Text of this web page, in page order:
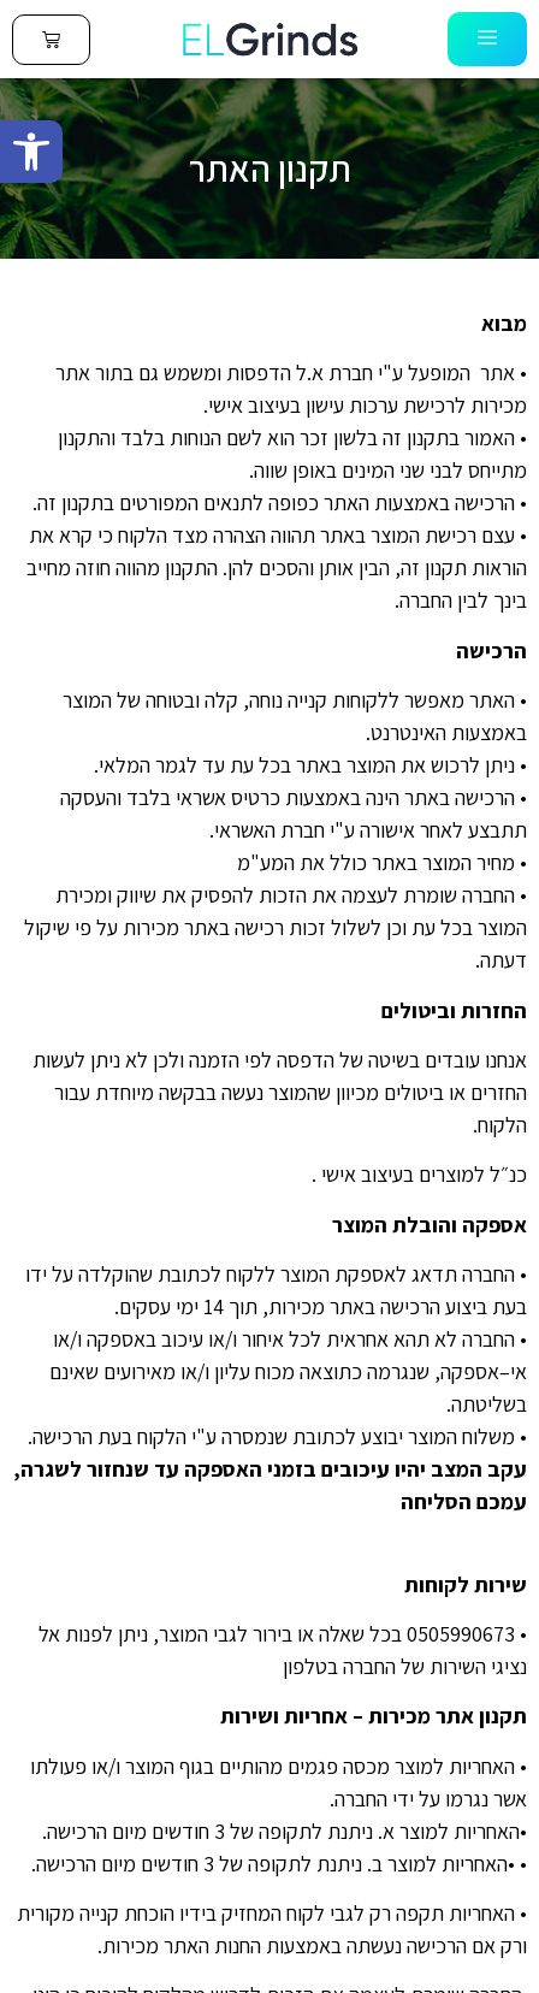
פתח
תקנון האתר
מבוא
• אתר המופעל ע"י חברת א.ל הדפסות ומשמש גם בתור אתר
מכירות לרכישת ערכות עישון בעיצוב אישי.
• האמור בתקנון זה בלשון זכר הוא לשם הנוחות בלבד והתקנון
מתייחס לבני שני המינים באופן שווה.
• הרכישה באמצעות האתר כפופה לתנאים המפורטים בתקנון זה.
• עצם רכישת המוצר באתר תהווה הצהרה מצד הלקוח כי קרא את
הוראות תקנון זה, הבין אותן והסכים להן. התקנון מהווה חוזה מחייב
בינך לבין החברה.
הרכישה
• האתר מאפשר ללקוחות קנייה נוחה, קלה ובטוחה של המוצר
באמצעות האינטרנט.
• ניתן לרכוש את המוצר באתר בכל עת עד לגמר המלאי.
• הרכישה באתר הינה באמצעות כרטיס אשראי בלבד והעסקה
תתבצע לאחר אישורה ע"י חברת האשראי.
• מחיר המוצר באתר כולל את המע"מ
• החברה שומרת לעצמה את הזכות להפסיק את שיווק ומכירת
המוצר בכל עת וכן לשלול זכות רכישה באתר מכירות על פי שיקול
דעתה.
החזרות וביטולים
אנחנו עובדים בשיטה של הדפסה לפי הזמנה ולכן לא ניתן לעשות
החזרים או ביטולים מכיוון שהמוצר נעשה בבקשה מיוחדת עבור
הלקוח.
כנ״ל למוצרים בעיצוב אישי .
אספקה והובלת המוצר
• החברה תדאג לאספקת המוצר ללקוח לכתובת שהוקלדה על ידו
בעת ביצוע הרכישה באתר מכירות, תוך ימי עסקים.
• החברה לא תהא אחראית לכל איחור ו/או עיכוב באספקה ו/או
אי–אספקה, שנגרמה כתוצאה מכוח עליון ו/או מאירועים שאינם
בשליטתה.
• משלוח המוצר יבוצע לכתובת שנמסרה ע"י הלקוח בעת הרכישה.
עקב המצב יהיו עיכובים בזמני האספקה עד שנחזור לשגרה,
עמכם הסליחה
שירות לקוחות
• 0505990673
בכל שאלה או בירור לגבי המוצר, ניתן לפנות אל
נציגי השירות של החברה בטלפון
תקנוןאתרמכירות – אחריות ושירות
• האחריות למוצר מכסה פגמים מהותיים בגוף המוצר ו/או פעולתו
אשר נגרמו על ידי החברה.
•האחריות למוצר א. ניתנת לתקופה של חודשים מיום הרכישה.
• •האחריות למוצר ב. ניתנת לתקופה של חודשים מיום הרכישה.
• האחריות תקפה רק לגבי לקוח המחזיק בידיו הוכחת קנייה מקורית
ורק אם הרכישה נעשתה באמצעות החנות האתר מכירות.